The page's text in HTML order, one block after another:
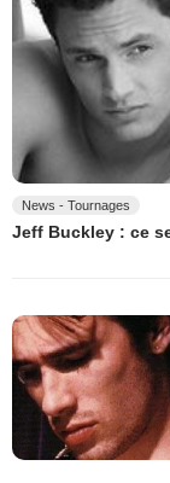
News - Tournages
Jeff Buckley : ce